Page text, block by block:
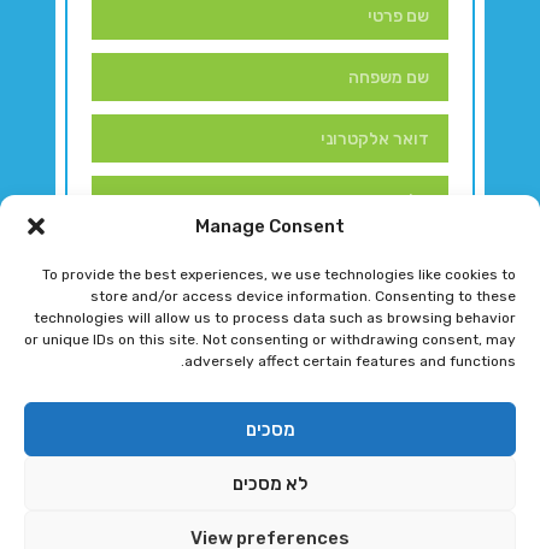
Manage Consent
To provide the best experiences, we use technologies like cookies to
store and/or access device information. Consenting to these
technologies will allow us to process data such as browsing behavior
or unique IDs on this site. Not consenting or withdrawing consent, may
adversely affect certain features and functions.
מסכים
לא מסכים
View preferences